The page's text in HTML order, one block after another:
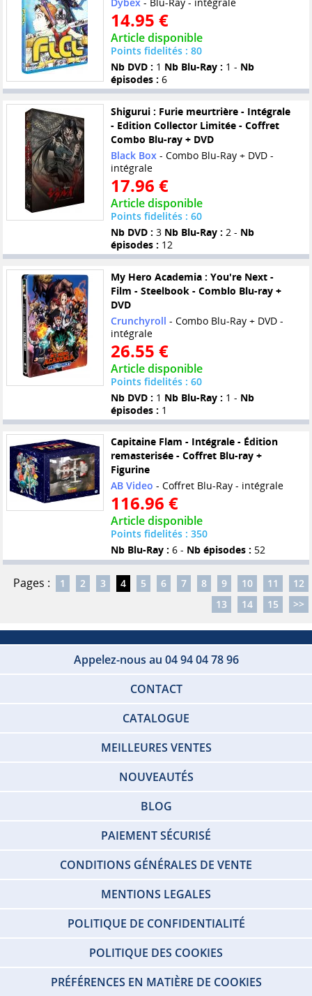
14.95 €
Article disponible
Points fidelités : 80
Nb DVD : 1 Nb Blu-Ray : 1 - Nb
épisodes : 6
Shigurui : Furie meurtrière - Intégrale
- Edition Collector Limitée - Coffret
Combo Blu-ray + DVD
Black Box - Combo Blu-Ray + DVD -
intégrale
17.96 €
Article disponible
Points fidelités : 60
Nb DVD : 3 Nb Blu-Ray : 2 - Nb
épisodes : 12
My Hero Academia : You're Next -
Film - Steelbook - Comblo Blu-ray +
DVD
Crunchyroll - Combo Blu-Ray + DVD -
intégrale
26.55 €
Article disponible
Points fidelités : 60
Nb DVD : 1 Nb Blu-Ray : 1 - Nb
épisodes : 1
Capitaine Flam - Intégrale - Édition
remasterisée - Coffret Blu-ray +
Figurine
AB Video - Coffret Blu-Ray - intégrale
116.96 €
Article disponible
Points fidelités : 350
Nb Blu-Ray : 6 - Nb épisodes : 52
Pages : 1 2 3 4 5 6 7 8 9 10 11
12
13
14 15 >>
Appelez-nous au 04 94 04 78 96
CONTACT
CATALOGUE
MEILLEURES VENTES
NOUVEAUTÉS
BLOG
PAIEMENT SÉCURISÉ
CONDITIONS GÉNÉRALES DE VENTE
MENTIONS LEGALES
POLITIQUE DE CONFIDENTIALITÉ
POLITIQUE DES COOKIES
PRÉFÉRENCES EN MATIÈRE DE COOKIES